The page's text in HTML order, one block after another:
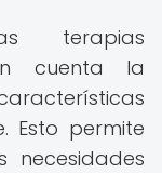
terapias
cuenta la
Esto permite